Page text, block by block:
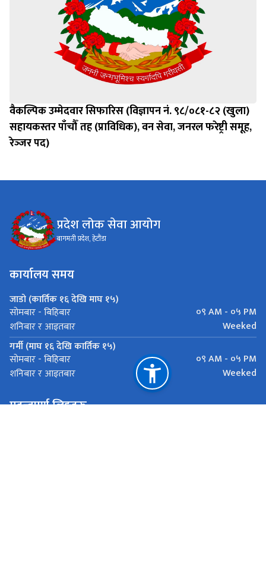
वैकल्पिक उम्मेदवार सिफारिस (विज्ञापन नं. ९८/०८१-८२ (खुला)
सहायकस्तर पाँचौँ तह (प्राविधिक), वन सेवा, जनरल फरेष्ट्री समूह,
रेञ्‍जर पद)
प्रदेश लोक सेवा आयोग
बागमती प्रदेश, हेटौंडा
कार्यालय समय
जाडो (कार्तिक १६ देखि माघ १५)
सोमबार - बिहिबार
०९ AM - ०५ PM
शनिबार र आइतबार
Weeked
गर्मी (माघ १६ देखि कार्तिक १५)
सोमबार - बिहिबार
०९ AM - ०५ PM
शनिबार र आइतबार
Weeked
महत्त्वपूर्ण लिङ्कहरू